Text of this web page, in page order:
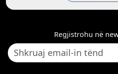
Regjistrohu në